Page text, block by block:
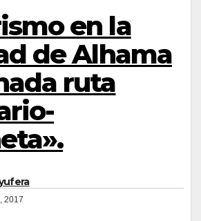
en la
de Alhama
ruta
2017